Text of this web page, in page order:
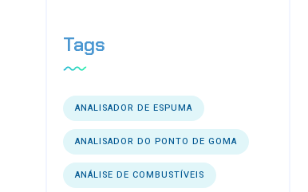
Tags
ANALISADOR DE ESPUMA
ANALISADOR DO PONTO DE GOMA
ANÁLISE DE COMBUSTÍVEIS